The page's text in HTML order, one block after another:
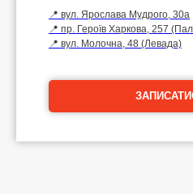
📍 вул. Ярослава Мудрого, 30а
📍 пр. Героїв Харкова, 257
📍 вул. Молочна, 48 (Левада)